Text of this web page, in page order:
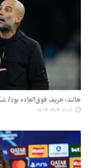
هالند: حریف فوق‌العاده
۱۴۰۴-۱۱-۰۱ ۱۷:۱۴